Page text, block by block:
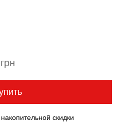
скидки